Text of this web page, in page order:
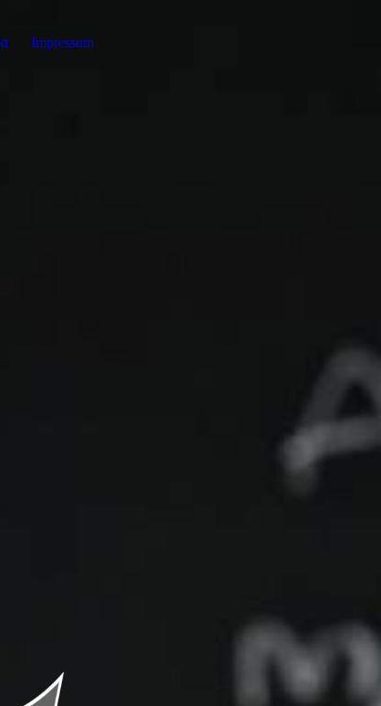
Impressum